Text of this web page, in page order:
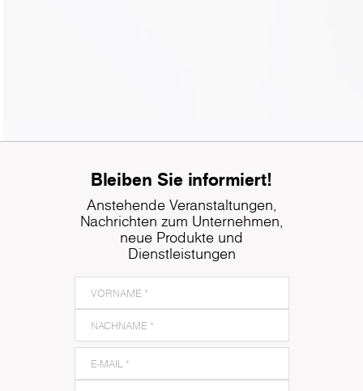
Bleiben Sie informiert!
Anstehende Veranstaltungen,
Nachrichten zum Unternehmen,
neue Produkte und
Dienstleistungen